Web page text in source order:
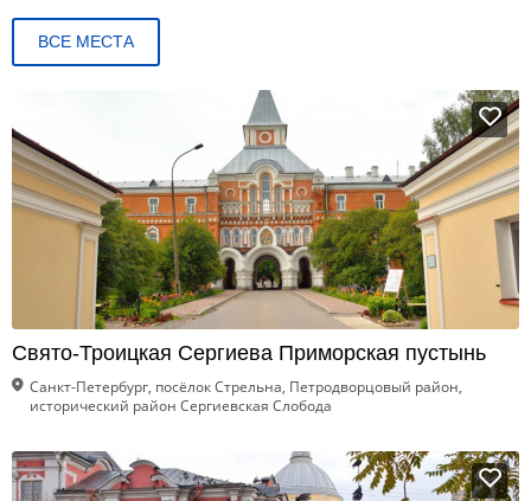
ВСЕ МЕСТА
Свято-Троицкая Сергиева Приморская пустынь
Санкт-Петербург, посёлок Стрельна, Петродворцовый район,
исторический район Сергиевская Слобода